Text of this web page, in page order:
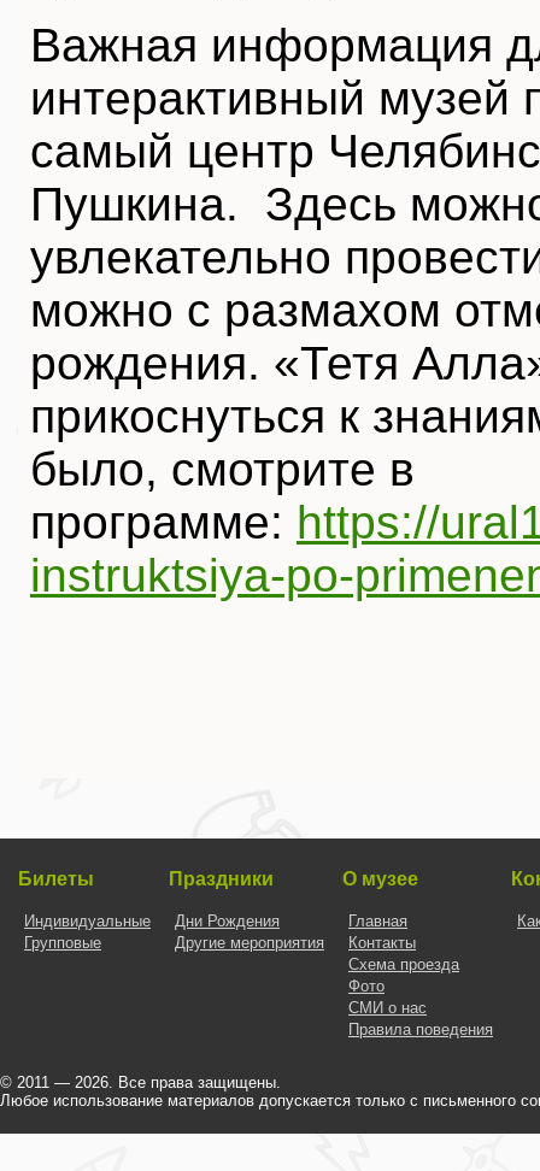
Важная информация
интерактивный музей
самый центр
Пушкина. Здесь
увлекательно
можно с размахом
рождения. «Тетя
прикоснуться к
было, смотрите в
программе: https://
instruktsiya-po-
Билеты
Индивидуальные
Групповые
Праздники
Дни Рождения
Другие мероприятия
О музее
Главная
Контакты
Схема проезда
Фото
СМИ о нас
Правила поведения
© 2011 — 2026. Все права защищены.
Любое использование материалов допускается только с письменного